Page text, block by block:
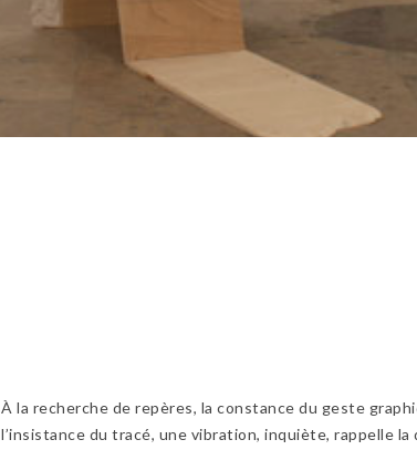
À la recherche de repères, la constance du geste
l’insistance du tracé, une vibration, inquiète, rappelle